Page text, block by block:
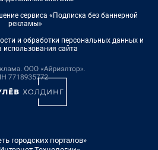
сервиса «Подписка без баннерной
рекламы»
и обработки персональных данных и
использования сайта
городских порталов»